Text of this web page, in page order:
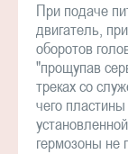
При подаче
двигатель,
оборотов
"прощупав
треках со
чего
гермозоны не